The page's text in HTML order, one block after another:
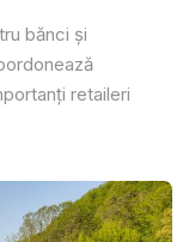
bănci și
retaileri